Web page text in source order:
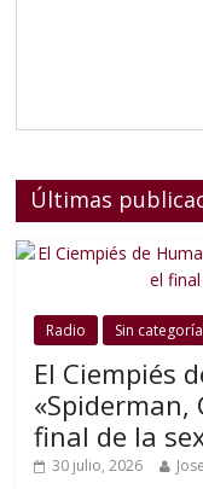
Últimas
Radio Sin categoría
El Ciempiés
«Spiderman,
final de la
30 julio, 2026